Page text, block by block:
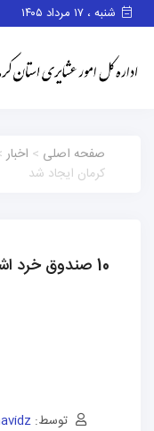
مرداد ۱۴۰۵
صفحه اصلی>اخبار
> 10
کرمان ایجاد شد
10 صندوق خرد
توسط:navidz